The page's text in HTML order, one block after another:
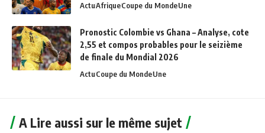
ActuAfriqueCoupe du MondeUne
Pronostic Colombie vs Ghana – Analyse, cote
2,55 et compos probables pour le seizième
de finale du Mondial 2026
ActuCoupe du MondeUne
A Lire aussi sur le même sujet